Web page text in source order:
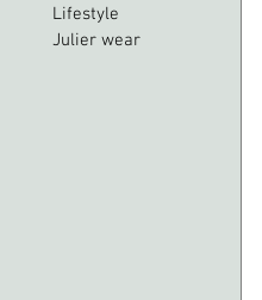
Lifestyle
Julier wear